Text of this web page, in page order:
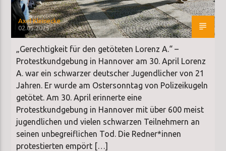
Axel Kleinecke
02.05.2025
„Gerechtigkeit für den getöteten Lorenz A.“ –
Protestkundgebung in Hannover am 30. April Lorenz
A. war ein schwarzer deutscher Jugendlicher von 21
Jahren. Er wurde am Ostersonntag von Polizeikugeln
getötet. Am 30. April erinnerte eine
Protestkundgebung in Hannover mit über 600 meist
jugendlichen und vielen schwarzen Teilnehmern an
seinen unbegreiflichen Tod. Die Redner*innen
protestierten empört […]